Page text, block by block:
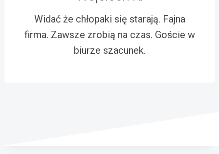
Widać że chłopaki się starają. Fajna
firma. Zawsze zrobią na czas. Goście w
biurze szacunek.